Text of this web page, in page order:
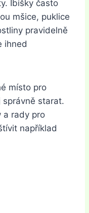
Ibišky často
mšice, puklice
pravidelně
ihned
místo pro
správně starat.
a rady pro
například